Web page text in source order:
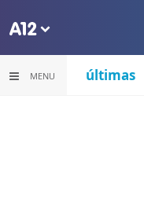
MENU últimas